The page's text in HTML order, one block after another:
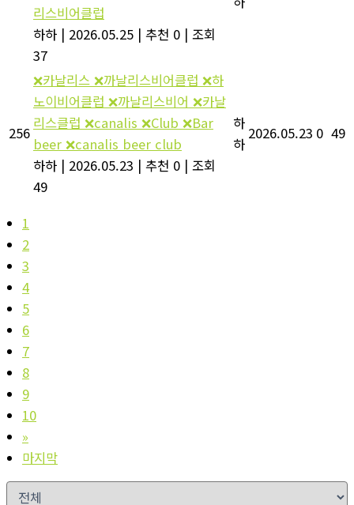
리스비어클럽
하하 | 2026.05.25 | 추천 0 | 조회
37
256
❌카날리스 ❌까날리스비어클럽 ❌하
노이비어클럽 ❌까날리스비어 ❌카날
리스클럽 ❌canalis ❌Club ❌Bar
beer ❌canalis beer club
하하 | 2026.05.23 | 추천 0 | 조회
49
하
하
2026.05.23 0 49
1
2
3
4
5
6
7
8
9
10
»
마지막